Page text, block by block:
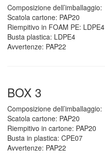
Composizione dell’imballaggio:
Scatola cartone: PAP20
Riempitivo in FOAM PE: LDPE4
Busta plastica: LDPE4
Avvertenze: PAP22
BOX 3
Composizione dell’imballaggio:
Scatola cartone: PAP20
Riempitivo in cartone: PAP20
Busta in plastica: CPE07
Avvertenze: PAP22